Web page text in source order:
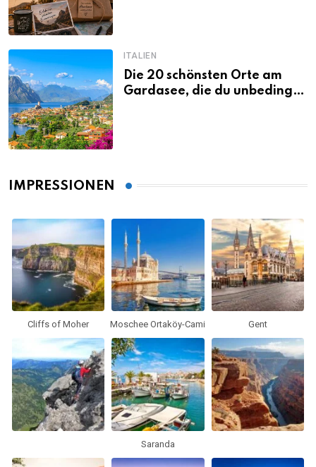
ITALIEN
Die 20 schönsten Orte am
Gardasee, die du unbedingt
IMPRESSIONEN
Cliffs of Moher Moschee Ortaköy-Cami Gent
Saranda